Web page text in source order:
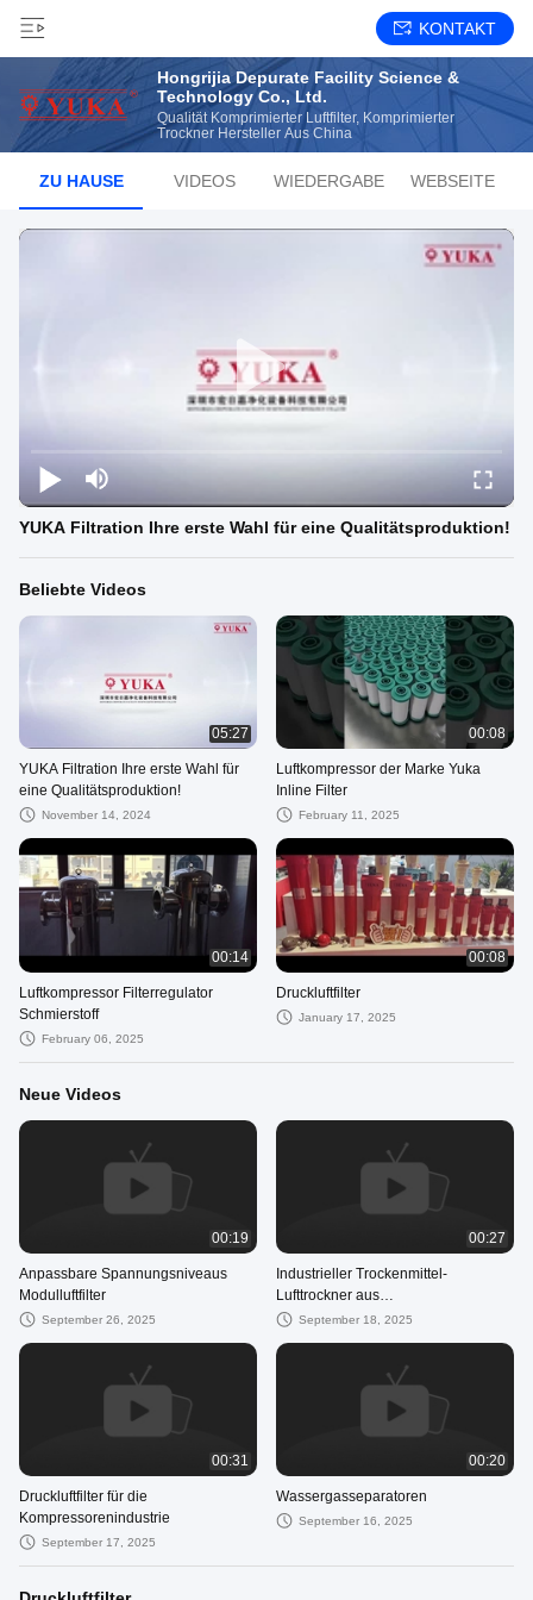
KONTAKT
Hongrijia Depurate Facility Science &
Technology Co., Ltd.
Qualität Komprimierter Luftfilter, Komprimierter
Trockner Hersteller Aus China
ZU HAUSE VIDEOS WIEDERGABE WEBSEITE
YUKA Filtration Ihre erste Wahl für eine Qualitätsproduktion!
Beliebte Videos
05:27
YUKA Filtration Ihre erste Wahl für
eine Qualitätsproduktion!
November 14, 2024
00:08
Luftkompressor der Marke Yuka
Inline Filter
February 11, 2025
00:14
Luftkompressor Filterregulator
Schmierstoff
February 06, 2025
00:08
Druckluftfilter
January 17, 2025
Neue Videos
00:19
Anpassbare Spannungsniveaus
Modulluftfilter
September 26, 2025
00:27
Industrieller Trockenmittel-
Lufttrockner aus
Aluminiumverdampfer
September 18, 2025
00:31
Druckluftfilter für die
Kompressorenindustrie
September 17, 2025
00:20
Wassergasseparatoren
September 16, 2025